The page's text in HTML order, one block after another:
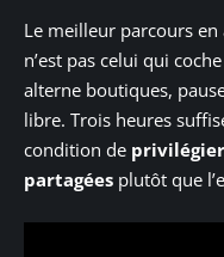
Le meilleur parcours
n’est pas celui qui
alterne boutiques,
libre. Trois heures
condition de
partagées plutôt que